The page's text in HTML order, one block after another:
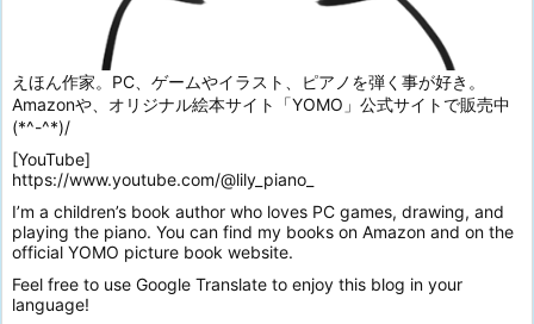
えほん作家。PC、ゲームやイラスト、ピアノを弾く事が好き。
Amazonや、オリジナル絵本サイト「YOMO」公式サイトで販売中
(*^-^*)/
[YouTube]
https://www.youtube.com/@lily_piano_
I’m a children’s book author who loves PC games, drawing, and
playing the piano. You can find my books on Amazon and on the
official YOMO picture book website.
Feel free to use Google Translate to enjoy this blog in your
language!